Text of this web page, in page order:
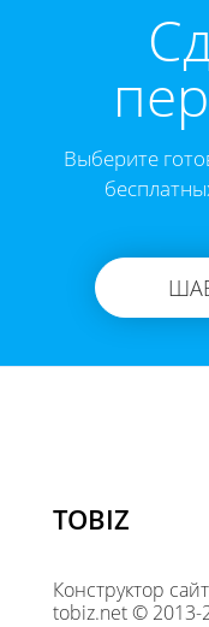
Выберите
TOBIZ
Конструктор
tobiz.net © 2013-